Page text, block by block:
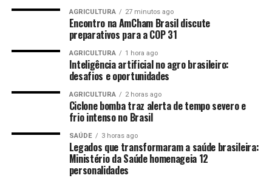
justifica as hidrovias brasileiras estarem paradas. O país
precisa de transporte intermodal para garantir
segurança alimentar.”
Lacerda lembrou que o Brasil produz alimentos para 1
bilhão de pessoas, mas depende de infraestrutura
eficiente para continuar expandindo.
Comentários
RELATED TOPICS: AFIRMA
AGRICULTURA 27 minutos ago
Encontro na AmCham Brasil discute
preparativos para a COP 31
AGRICULTURA 1 hora ago
Inteligência artificial no agro brasileiro:
desafios e oportunidades
AGRICULTURA 2 horas ago
Ciclone bomba traz alerta de tempo severo e
frio intenso no Brasil
SAÚDE 3 horas ago
Legados que transformaram a saúde brasileira:
Ministério da Saúde homenageia 12
personalidades